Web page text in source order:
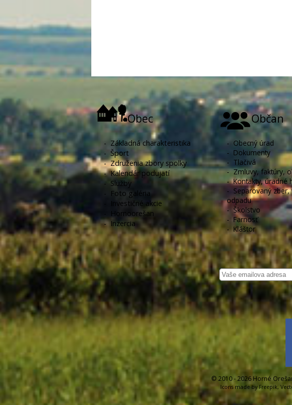
Obec
- Základná charakteristika
- Šport
-Združenia zbory spolky
-Kalendár podujatí
- Služby
- Foto galéria
-
Investičné akcie
Hornoorešan
-Inzercia
Občan
- Obecný úrad
- Dokumenty
- Tlačivá
-Zmluvy, faktúry,
-Kontakty, úradné
- Separovaný zber,
odpadu
-Školstvo
-Farnosť
-Kláštor
© 2010 - 2026 Horné
Icons made byFreepik,